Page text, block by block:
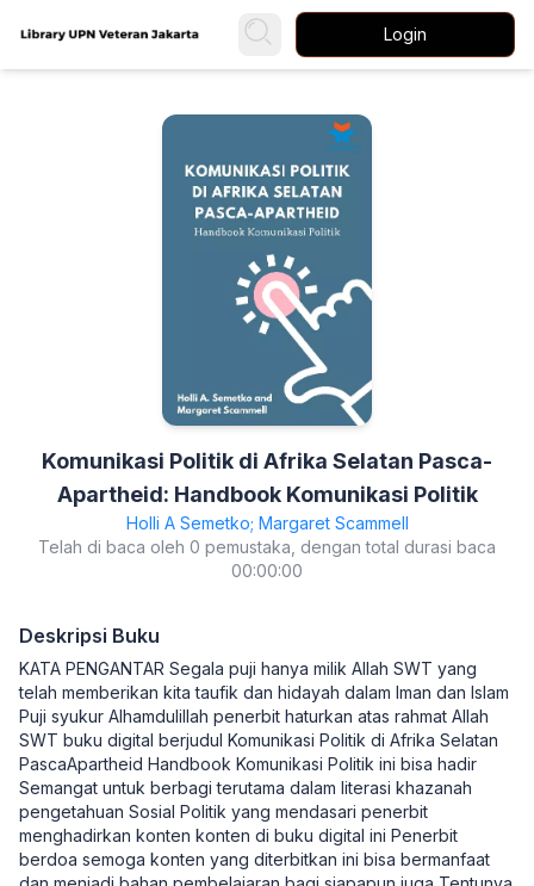
Login
Komunikasi Politik di Afrika Selatan Pasca-
Apartheid: Handbook Komunikasi Politik
Holli A Semetko; Margaret Scammell
Telah di baca oleh 0 pemustaka, dengan total durasi baca
00:00:00
Deskripsi Buku
KATA PENGANTAR Segala puji hanya milik Allah SWT yang
telah memberikan kita taufik dan hidayah dalam Iman dan Islam
Puji syukur Alhamdulillah penerbit haturkan atas rahmat Allah
SWT buku digital berjudul Komunikasi Politik di Afrika Selatan
PascaApartheid Handbook Komunikasi Politik ini bisa hadir
Semangat untuk berbagi terutama dalam literasi khazanah
pengetahuan Sosial Politik yang mendasari penerbit
menghadirkan konten konten di buku digital ini Penerbit
berdoa semoga konten yang diterbitkan ini bisa bermanfaat